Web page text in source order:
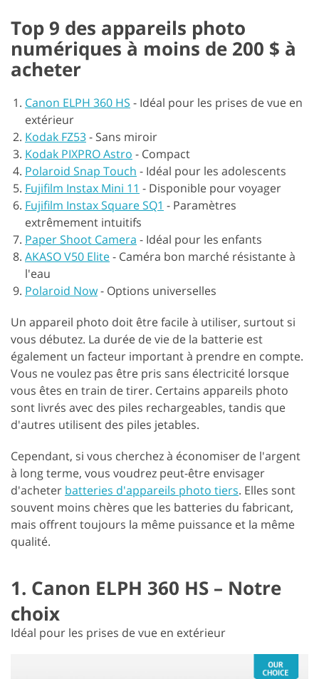
Top 9 des appareils photo
numériques à moins de 200 $ à
acheter
Canon ELPH 360 HS - Idéal pour les prises de vue en
extérieur
Kodak FZ53- Sans miroir
Kodak PIXPRO Astro - Compact
Polaroid Snap Touch - Idéal pour les adolescents
Fujifilm Instax Mini 11 - Disponible pour voyager
Fujifilm Instax Square SQ1 - Paramètres
extrêmement intuitifs
Paper Shoot Camera - Idéal pour les enfants
AKASO V50 Elite- Caméra bon marché résistante à
l'eau
Polaroid Now- Options universelles
Un appareil photo doit être facile à utiliser, surtout si
vous débutez. La durée de vie de la batterie est
également un facteur important à prendre en compte.
Vous ne voulez pas être pris sans électricité lorsque
vous êtes en train de tirer. Certains appareils photo
sont livrés avec des piles rechargeables, tandis que
d'autres utilisent des piles jetables.
Cependant, si vous cherchez à économiser de l'argent
à long terme, vous voudrez peut-être envisager
d'acheter batteries d'appareils photo tiers. Elles sont
souvent moins chères que les batteries du fabricant,
mais offrent toujours la même puissance et la même
qualité.
1. Canon ELPH 360 HS – Notre
choix
Idéal pour les prises de vue en extérieur